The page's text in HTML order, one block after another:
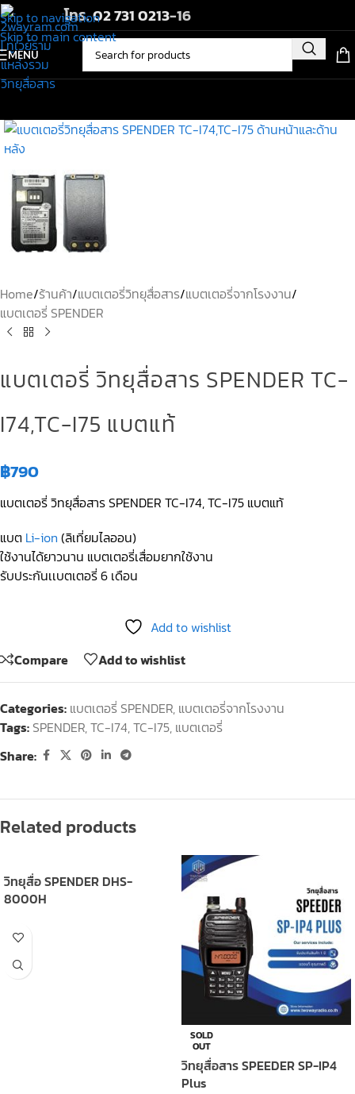
Skip to navigation
Skip to main content
โทร.02 731 0213-16
MENU
Home/ร้านค้า/แบตเตอรี่วิทยุสื่อสาร/แบตเตอรี่จากโรงงาน/
แบตเตอรี่ SPENDER
แบตเตอรี่ วิทยุสื่อสาร SPENDER TC-
I74,TC-I75 แบตแท้
฿790
แบตเตอรี่ วิทยุสื่อสาร SPENDER TC-I74, TC-I75 แบตแท้
แบต Li-ion (ลิเที่ยมไลออน)
ใช้งานได้ยาวนาน แบตเตอรี่เสื่อมยากใช้งาน
รับประกันเเบตเตอรี่ 6 เดือน
Add to wishlist
Compare
Add to wishlist
Categories: แบตเตอรี่ SPENDER, แบตเตอรี่จากโรงงาน
Tags: SPENDER,TC-I74,TC-I75, แบตเตอรี่
Share:
Related products
วิทยุสื่อ SPENDER DHS-
8000H
SOLD
OUT
วิทยุสื่อสาร SPEEDER SP-IP4
Plus